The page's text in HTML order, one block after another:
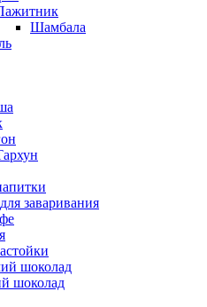
Шамбала
заваривания
шоколад
шоколад